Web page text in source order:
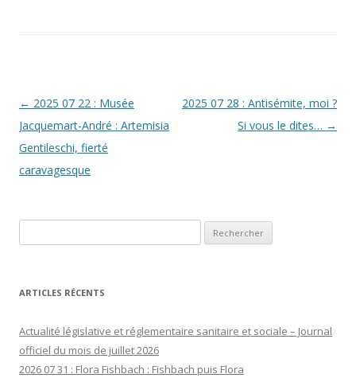
Navigation
des
articles
← 2025 07 22 : Musée
Jacquemart-André : Artemisia
Gentileschi, fierté
caravagesque
2025 07 28 : Antisémite, moi ?
Si vous le dites… →
ARTICLES RÉCENTS
Actualité législative et réglementaire sanitaire et sociale – Journal
officiel du mois de juillet 2026
2026 07 31 : Flora Fishbach : Fishbach puis Flora